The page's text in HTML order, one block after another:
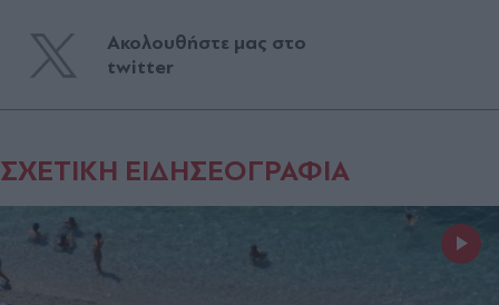
Ακολουθήστε μας στο
twitter
ΣΧΕΤΙΚΗ ΕΙΔΗΣΕΟΓΡΑΦΙΑ